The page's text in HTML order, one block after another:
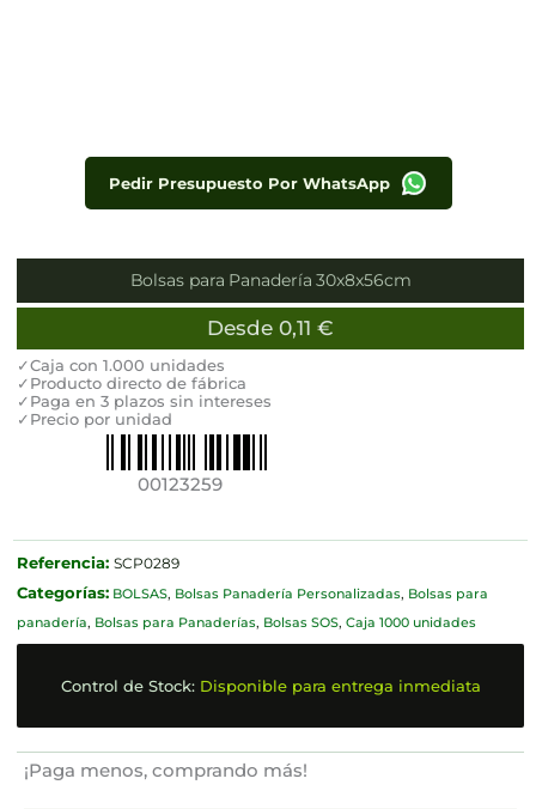
Pedir Presupuesto Por WhatsApp
Bolsas para Panadería 30x8x56cm
Desde 0,11 €
✓Caja con 1.000 unidades
✓Producto directo de fábrica
✓Paga en 3 plazos sin intereses
✓Precio por unidad
00123259
Referencia: SCP0289
Categorías: BOLSAS, Bolsas Panadería Personalizadas, Bolsas para
panadería, Bolsas para Panaderías, Bolsas SOS, Caja 1000 unidades
Control de Stock: Disponible para entrega inmediata
¡Paga menos, comprando más!